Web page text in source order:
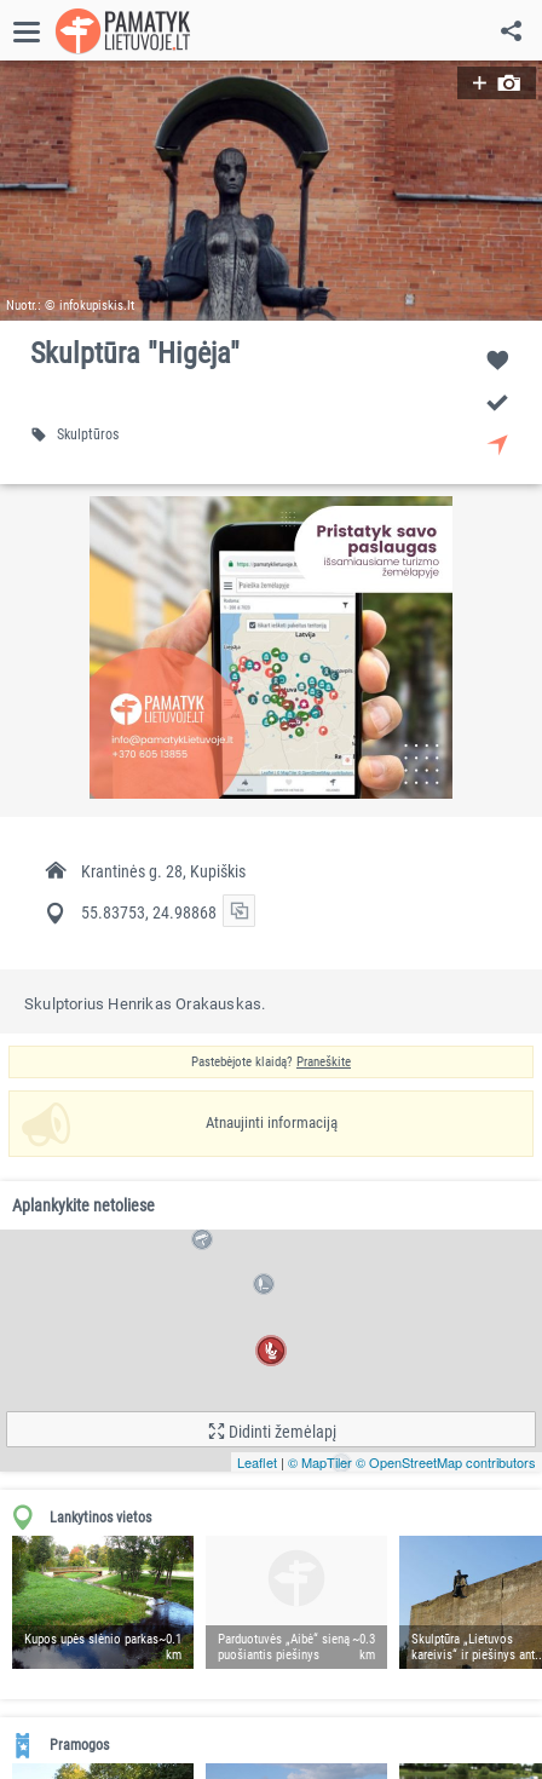
Skulptūra "Higėja"
Skulptūros
Nuotr.: © infokupiskis.lt
Skulptorius Henrikas Orakauskas.
Pastebėjote klaidą? Praneškite
Atnaujinti informaciją
Aplankykite netoliese
Leaflet | © MapTiler© OpenStreetMap contributors
Didinti žemėlapį
Lankytinos vietos
Kupos upės slėnio parkas~0.1
km
Parduotuvės „Aibė“ sieną
puošiantis piešinys
~0.3
km
Skulptūra „Lietuvos
kareivis“ ir piešinys
Pramogos
Krantinės g. 28, Kupiškis
55.83753, 24.98868